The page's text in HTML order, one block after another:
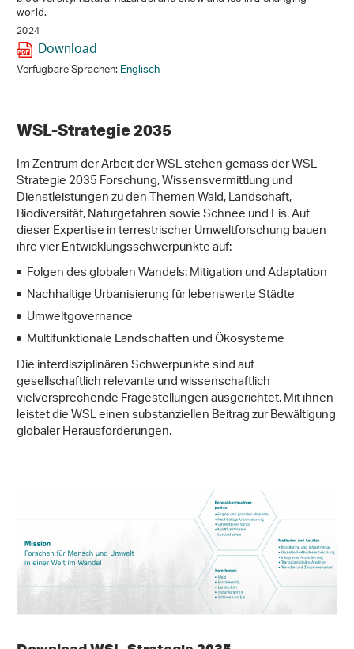
world.
2024
Download
Verfügbare Sprachen:Englisch
WSL-Strategie 2035
Im Zentrum der Arbeit der WSL stehen gemäss der WSL-
Strategie 2035 Forschung, Wissensvermittlung und
Dienstleistungen zu den Themen Wald, Landschaft,
Biodiversität, Naturgefahren sowie Schnee und Eis. Auf
dieser Expertise in terrestrischer Umweltforschung bauen
ihre vier Entwicklungsschwerpunkte auf:
Folgen des globalen Wandels: Mitigation und Adaptation
Nachhaltige Urbanisierung für lebenswerte Städte
Umweltgovernance
Multifunktionale Landschaften und Ökosysteme
Die interdisziplinären Schwerpunkte sind auf
gesellschaftlich relevante und wissenschaftlich
vielversprechende Fragestellungen ausgerichtet. Mit ihnen
leistet die WSL einen substanziellen Beitrag zur Bewältigung
globaler Herausforderungen.